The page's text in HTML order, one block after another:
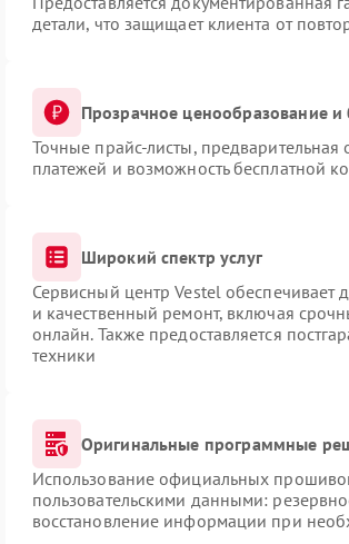
детали, что защищает клиента от
Прозрачное ценообразование и
Точные прайс-листы, предварительная
платежей и возможность бесплатной
Широкий спектр услуг
Сервисный центр Vestel обеспечивает
и качественный ремонт, включая
онлайн. Также предоставляется
техники
Оригинальные программные
Использование официальных
пользовательскими данными:
восстановление информации при